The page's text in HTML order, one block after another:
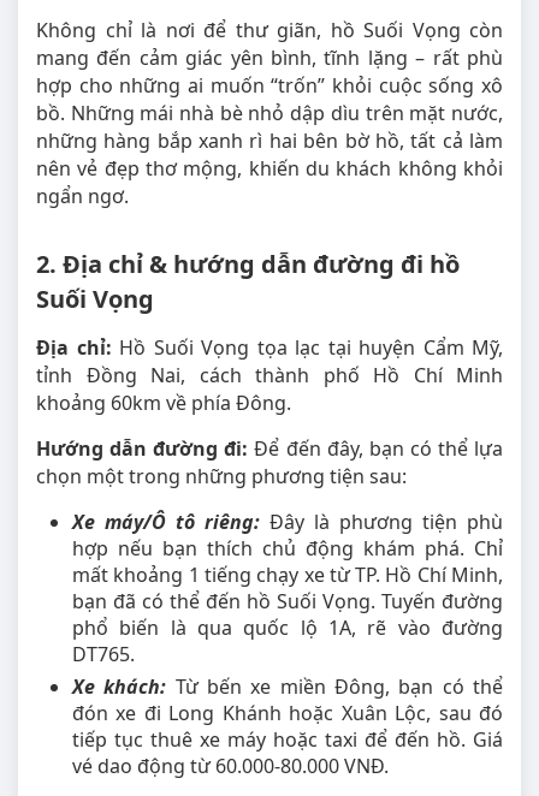
Không chỉ là nơi để thư giãn, hồ Suối Vọng còn
mang đến cảm giác yên bình, tĩnh lặng – rất phù
hợp cho những ai muốn “trốn” khỏi cuộc sống xô
bồ. Những mái nhà bè nhỏ dập dìu trên mặt nước,
những hàng bắp xanh rì hai bên bờ hồ, tất cả làm
nên vẻ đẹp thơ mộng, khiến du khách không khỏi
ngẩn ngơ.
2. Địa chỉ & hướng dẫn đường đi hồ
Suối Vọng
Địa chỉ: Hồ Suối Vọng tọa lạc tại huyện Cẩm Mỹ,
tỉnh Đồng Nai, cách thành phố Hồ Chí Minh
khoảng 60km về phía Đông.
Hướng dẫn đường đi: Để đến đây, bạn có thể lựa
chọn một trong những phương tiện sau:
Xe máy/Ô tô riêng: Đây là phương tiện phù
hợp nếu bạn thích chủ động khám phá. Chỉ
mất khoảng 1 tiếng chạy xe từ TP. Hồ Chí Minh,
bạn đã có thể đến hồ Suối Vọng. Tuyến đường
phổ biến là qua quốc lộ 1A, rẽ vào đường
DT765.
Xe khách: Từ bến xe miền Đông, bạn có thể
đón xe đi Long Khánh hoặc Xuân Lộc, sau đó
tiếp tục thuê xe máy hoặc taxi để đến hồ. Giá
vé dao động từ 60.000-80.000 VNĐ.